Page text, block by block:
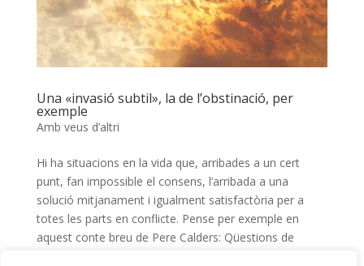
Una «invasió subtil», la de l’obstinació, per
exemple
Amb veus d’altri
Hi ha situacions en la vida que, arribades a un cert
punt, fan impossible el consens, l’arribada a una
solució mitjanament i igualment satisfactòria per a
totes les parts en conflicte. Pense per exemple en
aquest conte breu de Pere Calders: Qüestions de